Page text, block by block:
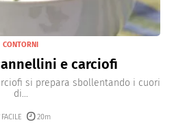
CONTORNI
e carciofi
si prepara sbollentando i cuori
di...
FACILE 20m